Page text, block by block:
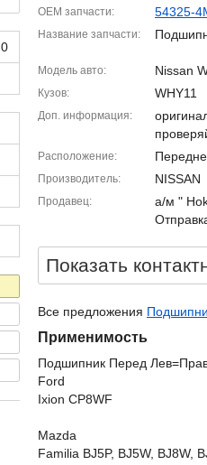
OEM запчасти 54325-
Название запчасти
Модель авто Nissan
Кузов WHY11
Доп. информация
Расположение
Производитель NISSAN
Продавец
а/м "
Показать
Все предложения
Применимость
Подшипник Перед
Ford
Ixion CP8WF
Mazda
Familia BJ5P, BJ5W, BJ8W,
0